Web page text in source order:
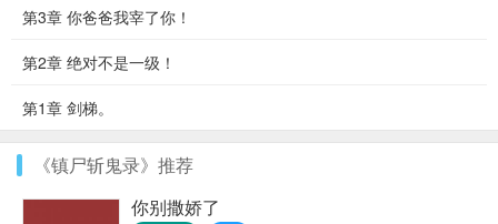
第3章 你爸爸我宰了你！
第2章 绝对不是一级！
第1章 剑梯。
《镇尸斩鬼录》推荐
你别撒娇了